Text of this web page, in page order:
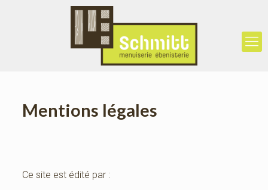
Mentions légales
Ce site est édité par :